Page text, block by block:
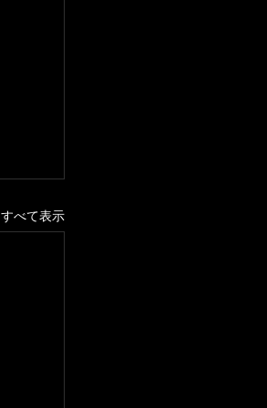
すべて表示